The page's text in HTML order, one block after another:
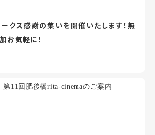
ークス感謝の集いを開催いたします！無
お気軽に！